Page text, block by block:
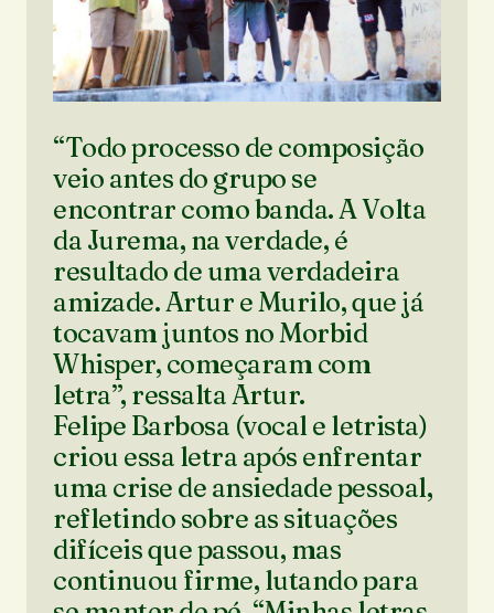
“Todo processo de composição
veio antes do grupo se
encontrar como banda. A Volta
da Jurema, na verdade, é
resultado de uma verdadeira
amizade. Artur e Murilo, que já
tocavam juntos no Morbid
Whisper, começaram com
letra”, ressalta Artur.
Felipe Barbosa (vocal e letrista)
criou essa letra após enfrentar
uma crise de ansiedade pessoal,
refletindo sobre as situações
difíceis que passou, mas
continuou firme, lutando para